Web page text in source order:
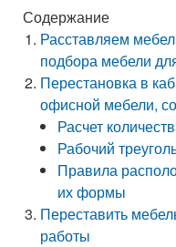
Содержание
Расставляем
подбора мебели
Перестановка в
офисной мебели,
Расчет
Рабочий
Правила
их формы
Переставить
работы